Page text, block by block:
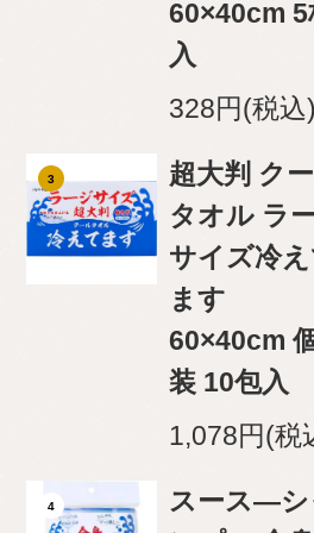
60×40cm 5
入
328円(税込)
3
超大判 ク
タオル ラ
サイズ冷
ます
60×40cm
装 10包入
1,078円(税
4
スース―シ